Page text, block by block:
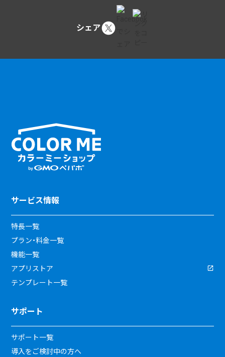
シェア
サービス情報
特長一覧
プラン・料金一覧
機能一覧
アプリストア
テンプレート一覧
サポート
サポート一覧
導入をご検討中の方へ